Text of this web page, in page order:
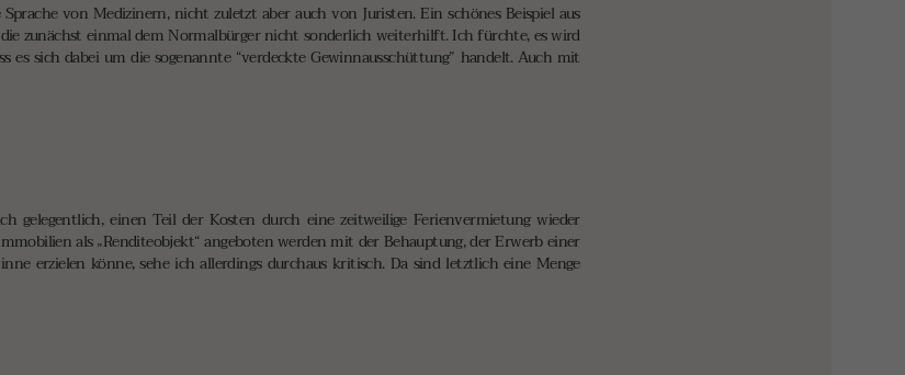
von Medizinern, nicht zuletzt aber auch von Juristen. Ein schönes Beispiel aus
zunächst einmal dem Normalbürger nicht sonderlich weiterhilft. Ich fürchte, es wird
sich dabei um die sogenannte “verdeckte Gewinnausschüttung” handelt. Auch mit
gelegentlich, einen Teil der Kosten durch eine zeitweilige Ferienvermietung wieder
als „Renditeobjekt“ angeboten werden mit der Behauptung, der Erwerb einer
erzielen könne, sehe ich allerdings durchaus kritisch. Da sind letztlich eine Menge